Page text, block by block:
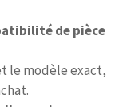
de pièce
le modèle exact,